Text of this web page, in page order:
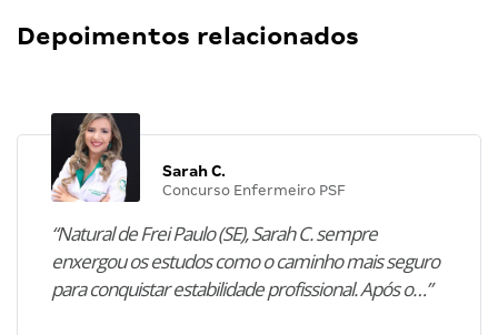
Depoimentos relacionados
Sarah C.
Concurso Enfermeiro PSF
“Natural de Frei Paulo (SE), Sarah C. sempre
enxergou os estudos como o caminho mais seguro
para conquistar estabilidade profissional. Após o…”